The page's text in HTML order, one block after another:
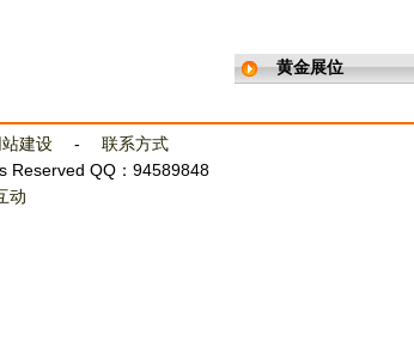
黄金展位
站建设- 联系方式
Reserved QQ：94589848
动